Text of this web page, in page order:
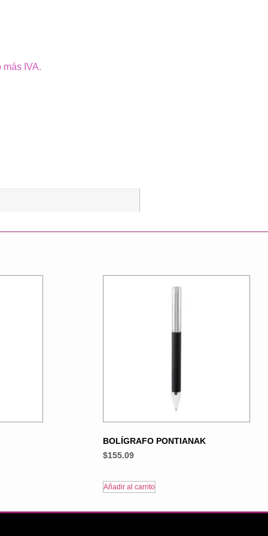
más IVA.
BOLÍGRAFO PONTIANAK
$155.09
Añadir al carrito